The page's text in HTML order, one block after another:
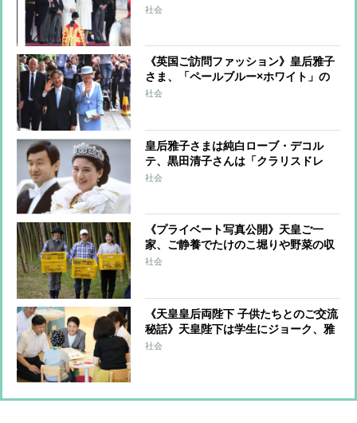
コーデで魅了 カミラ王妃は白の装い
社会
《英国ご訪問ファッション》皇后雅子
さま、「ペールブルー×ホワイト」の
セットアップでツートンコーデ 天皇
社会
皇后雅子さまは純白ローブ・デコル
テ、黒田清子さんは「クラリスドレ
ス」と話題に 女性皇族の華麗な
社会
《プライベート写真公開》天皇ご一
家、ご静養でたけのこ堀りや野菜の収
穫を楽しまれリラックスされた表情
社会
《天皇皇后両陛下 子供たちとのご交流
秘話》天皇陛下は学生にジョーク、雅
子さまは小児病院で女の子をハグ
社会